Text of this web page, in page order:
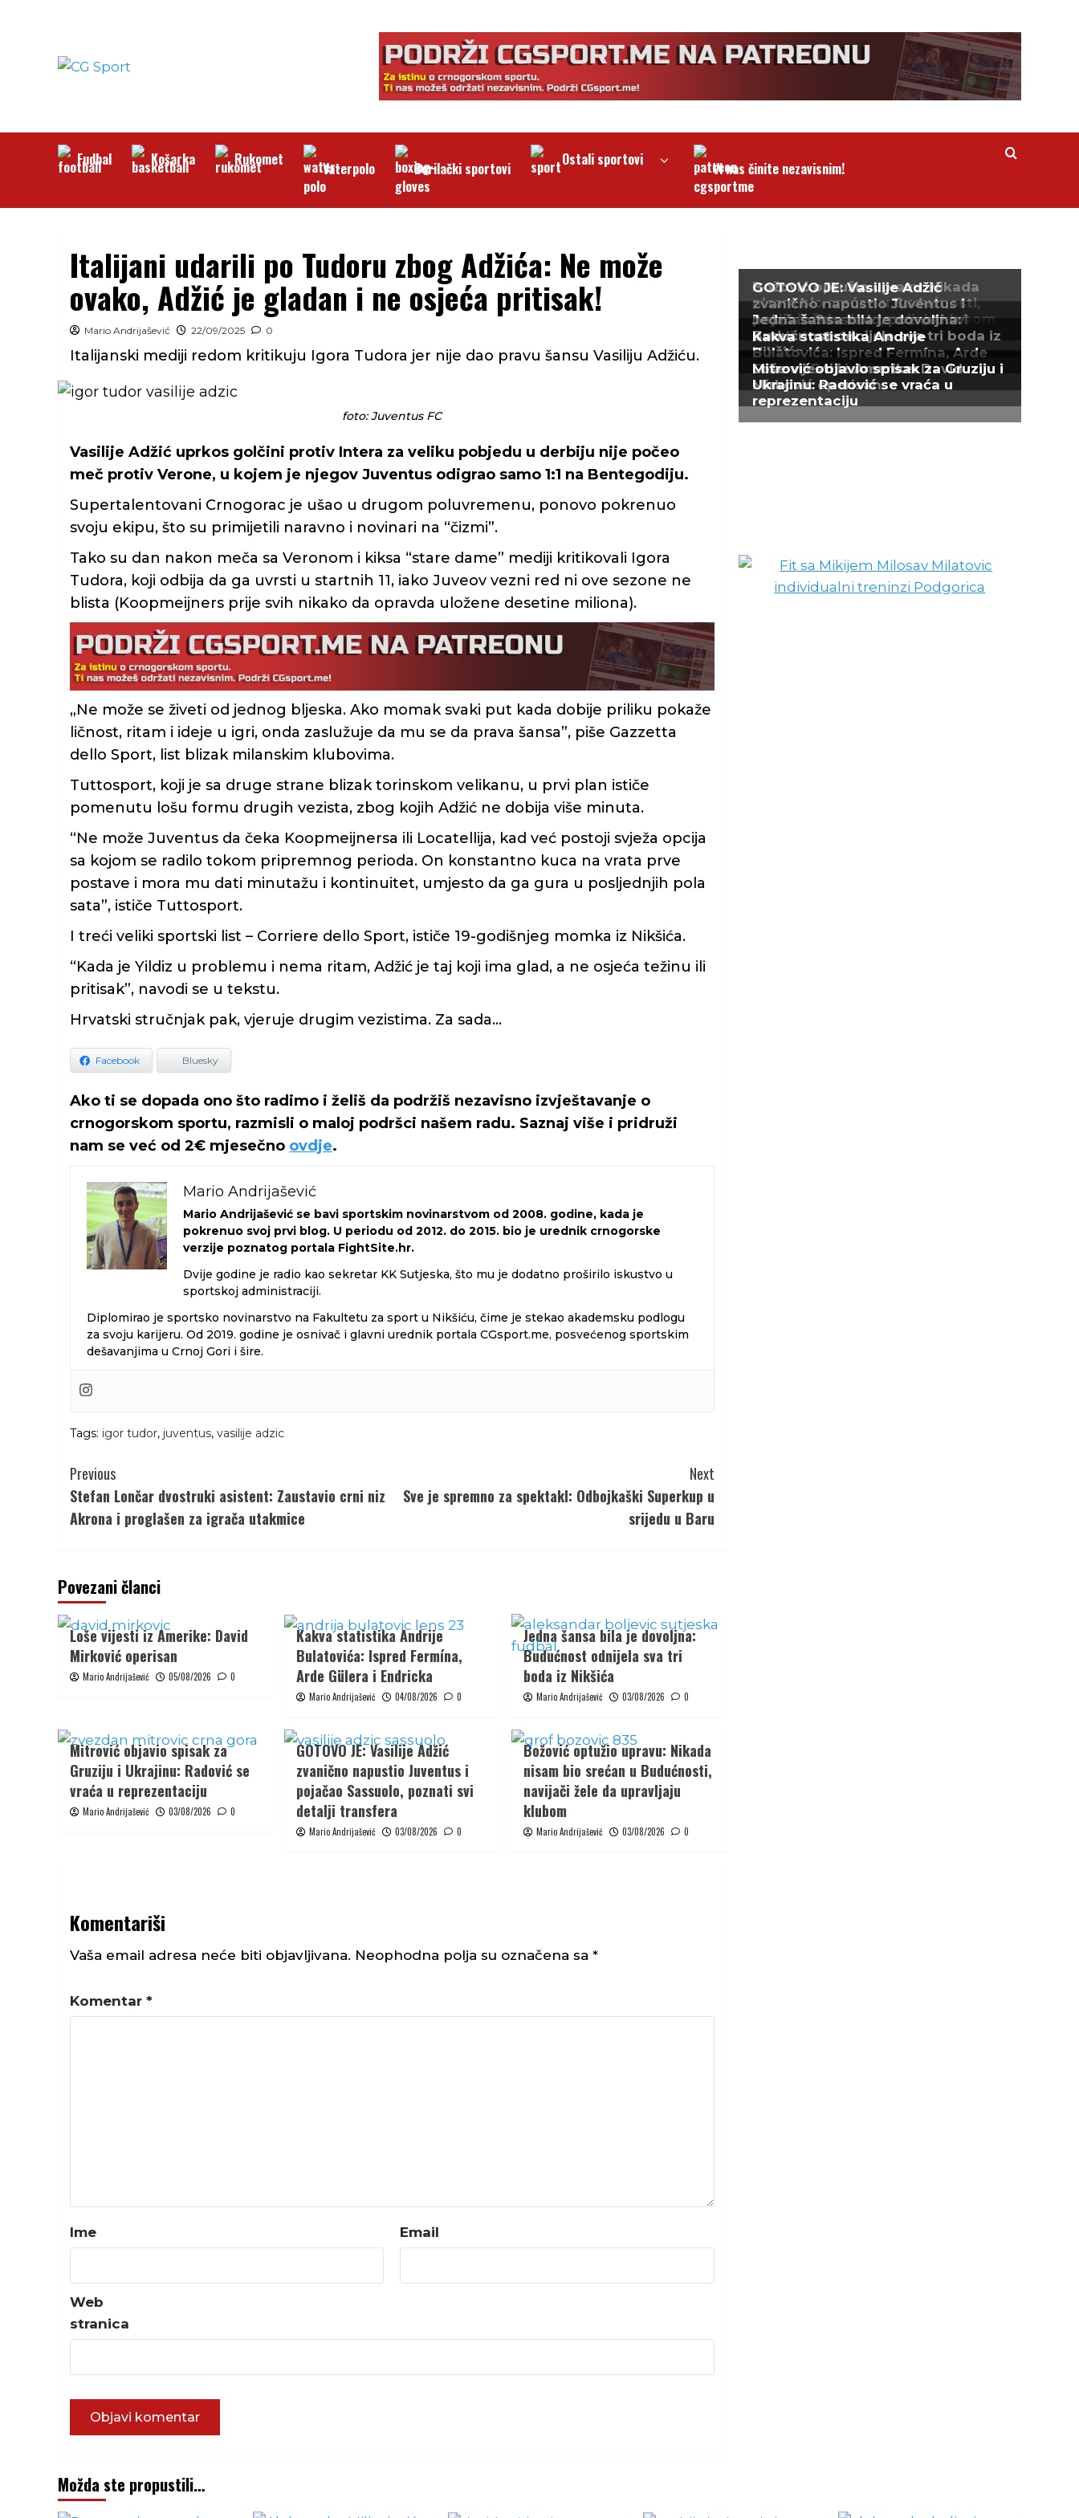
Fudbal Košarka Rukomet Vaterpolo Borilački sportovi Ostali sportovi Vi nas činite nezavisnim!
Italijani udarili po Tudoru zbog Adžića: Ne može
ovako, Adžić je gladan i ne osjeća pritisak!
Mario Andrijašević 22/09/2025 0
Italijanski mediji redom kritikuju Igora Tudora jer nije dao pravu šansu Vasiliju Adžiću.
foto: Juventus FC
Vasilije Adžić uprkos golčini protiv Intera za veliku pobjedu u derbiju nije počeo
meč protiv Verone, u kojem je njegov Juventus odigrao samo 1:1 na Bentegodiju.
Supertalentovani Crnogorac je ušao u drugom poluvremenu, ponovo pokrenuo
svoju ekipu, što su primijetili naravno i novinari na “čizmi”.
Tako su dan nakon meča sa Veronom i kiksa “stare dame” mediji kritikovali Igora
Tudora, koji odbija da ga uvrsti u startnih 11, iako Juveov vezni red ni ove sezone ne
blista (Koopmeijners prije svih nikako da opravda uložene desetine miliona).
„Ne može se živeti od jednog bljeska. Ako momak svaki put kada dobije priliku pokaže
ličnost, ritam i ideje u igri, onda zaslužuje da mu se da prava šansa”, piše Gazzetta
dello Sport, list blizak milanskim klubovima.
Tuttosport, koji je sa druge strane blizak torinskom velikanu, u prvi plan ističe
pomenutu lošu formu drugih vezista, zbog kojih Adžić ne dobija više minuta.
“Ne može Juventus da čeka Koopmeijnersa ili Locatellija, kad već postoji svježa opcija
sa kojom se radilo tokom pripremnog perioda. On konstantno kuca na vrata prve
postave i mora mu dati minutažu i kontinuitet, umjesto da ga gura u posljednjih pola
sata”, ističe Tuttosport.
I treći veliki sportski list – Corriere dello Sport, ističe 19-godišnjeg momka iz Nikšića.
“Kada je Yildiz u problemu i nema ritam, Adžić je taj koji ima glad, a ne osjeća težinu ili
pritisak”, navodi se u tekstu.
Hrvatski stručnjak pak, vjeruje drugim vezistima. Za sada…
Facebook Bluesky
Ako ti se dopada ono što radimo i želiš da podržiš nezavisno izvještavanje o
crnogorskom sportu, razmisli o maloj podršci našem radu. Saznaj više i pridruži
nam se već od 2€ mjesečno ovdje.
Mario Andrijašević
Mario Andrijašević se bavi sportskim novinarstvom od 2008. godine, kada je
pokrenuo svoj prvi blog. U periodu od 2012. do 2015. bio je urednik crnogorske
verzije poznatog portala FightSite.hr.
Dvije godine je radio kao sekretar KK Sutjeska, što mu je dodatno proširilo iskustvo u
sportskoj administraciji.
Diplomirao je sportsko novinarstvo na Fakultetu za sport u Nikšiću, čime je stekao akademsku podlogu
za svoju karijeru. Od 2019. godine je osnivač i glavni urednik portala CGsport.me, posvećenog sportskim
dešavanjima u Crnoj Gori i šire.
Tags: igor tudor, juventus, vasilije adzic
Continue
Reading
Previous
Stefan Lončar dvostruki asistent: Zaustavio crni niz
Akrona i proglašen za igrača utakmice
Next
Sve je spremno za spektakl: Odbojkaški Superkup u
srijedu u Baru
Povezani članci
Loše vijesti iz Amerike: David
Mirković operisan
Mario Andrijašević 05/08/2026 0
Kakva statistika Andrije
Bulatovića: Ispred Fermína,
Arde Gülera i Endricka
Mario Andrijašević 04/08/2026 0
Jedna šansa bila je dovoljna:
Budućnost odnijela sva tri
boda iz Nikšića
Mario Andrijašević 03/08/2026 0
Mitrović objavio spisak za
Gruziju i Ukrajinu: Radović se
vraća u reprezentaciju
Mario Andrijašević 03/08/2026 0
GOTOVO JE: Vasilije Adžić
zvanično napustio Juventus i
pojačao Sassuolo, poznati svi
detalji transfera
Mario Andrijašević 03/08/2026 0
Božović optužio upravu: Nikada
nisam bio srećan u Budućnosti,
navijači žele da upravljaju
klubom
Mario Andrijašević 03/08/2026 0
Komentariši
Vaša email adresa neće biti objavljivana. Neophodna polja su označena sa *
Komentar *
Ime Email
Web
stranica
Možda ste propustili…